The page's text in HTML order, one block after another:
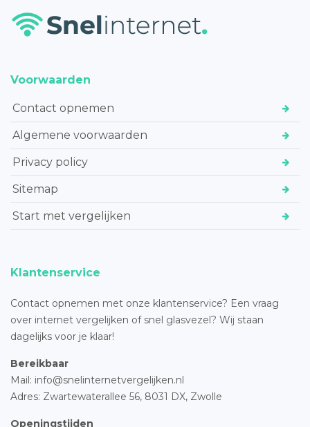
Voorwaarden
Contact opnemen
Algemene voorwaarden
Privacy policy
Sitemap
Start met vergelijken
Klantenservice
Contact opnemen met onze klantenservice? Een vraag
over internet vergelijken of snel glasvezel? Wij staan
dagelijks voor je klaar!
Bereikbaar
Mail: info@snelinternetvergelijken.nl
Adres: Zwartewaterallee 56, 8031 DX, Zwolle
Openingstijden